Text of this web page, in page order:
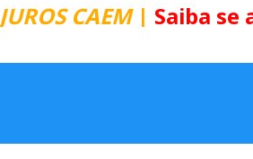
JUROS CAEM| Saiba se